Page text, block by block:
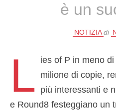
è un
NOTIZIA di
L ies of P in meno
milione di copie,
più interessanti e
e Round8 festeggiano un